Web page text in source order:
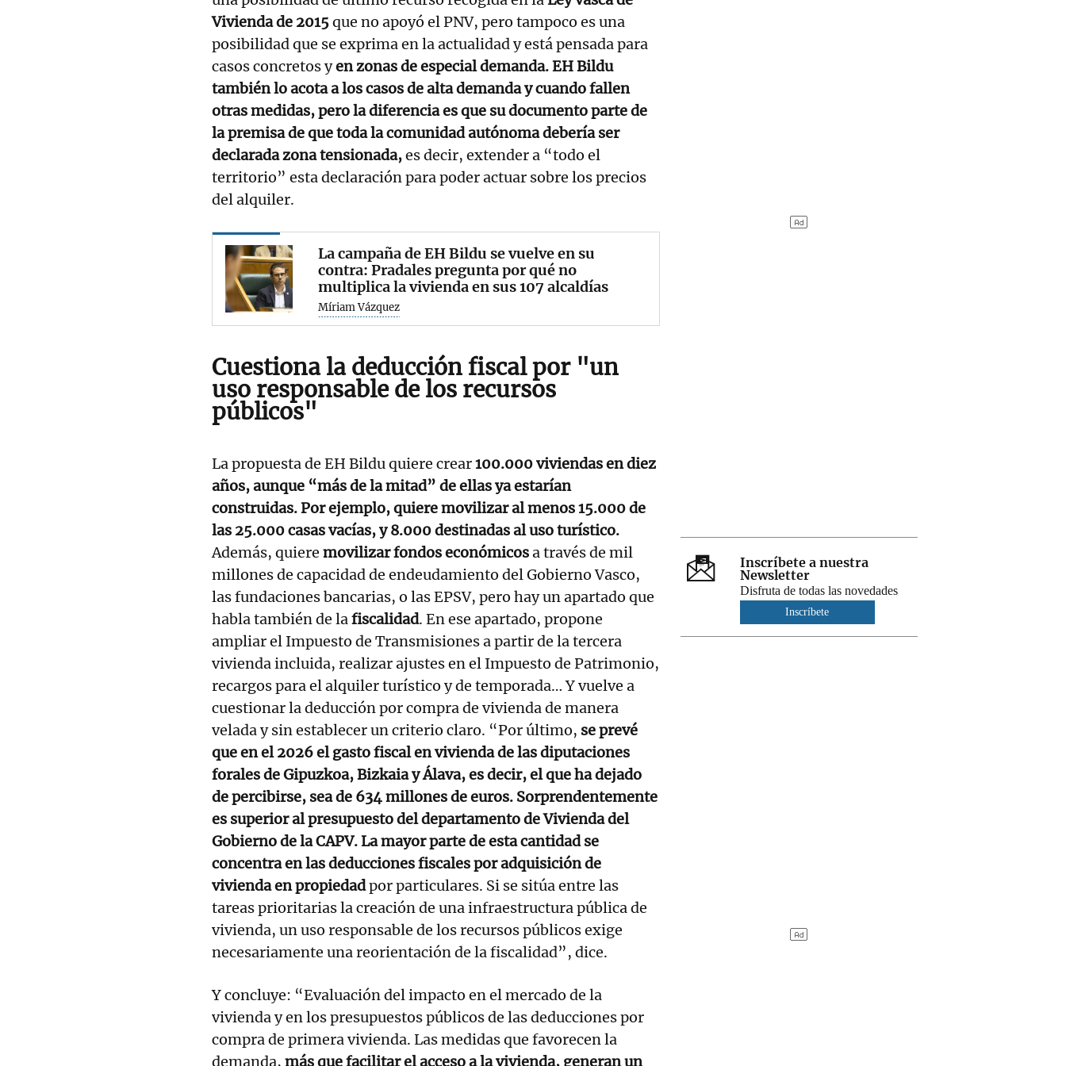
Vivienda de 2015que no apoyó el PNV, pero tampoco es una
posibilidad que se exprima en la actualidad y está pensada para
casos concretos yen zonas de especial demanda. EH Bildu
también lo acota a los casos de alta demanda y cuando fallen
otras medidas, pero la diferencia es que su documento parte de
la premisa de que toda la comunidad autónoma debería ser
declarada zona tensionada,es decir, extender a “todo el
territorio” esta declaración para poder actuar sobre los precios
del alquiler.
La campaña de EH Bildu se vuelve en su
contra: Pradales pregunta por qué no
multiplica la vivienda en sus 107 alcaldías
Míriam Vázquez
Cuestiona la deducción fiscal por "un
uso responsable de los recursos
públicos"
La propuesta de EH Bildu quiere crear100.000 viviendas en diez
años, aunque “más de la mitad” de ellas ya estarían
construidas. Por ejemplo, quiere movilizar al menos 15.000 de
las 25.000 casas vacías, y 8.000 destinadas al uso turístico.
Además, quiere movilizar fondos económicosa través de mil
millones de capacidad de endeudamiento del Gobierno Vasco,
las fundaciones bancarias, o las EPSV, pero hay un apartado que
habla también de lafiscalidad. En ese apartado, propone
ampliar el Impuesto de Transmisiones a partir de la tercera
vivienda incluida, realizar ajustes en el Impuesto de Patrimonio,
recargos para el alquiler turístico y de temporada… Y vuelve a
cuestionar la deducción por compra de vivienda de manera
velada y sin establecer un criterio claro. “Por último, se prevé
que en el 2026 el gasto fiscal en vivienda de las diputaciones
forales de Gipuzkoa, Bizkaia y Álava, es decir, el que ha dejado
de percibirse, sea de 634 millones de euros. Sorprendentemente
es superior al presupuesto del departamento de Vivienda del
Gobierno de la CAPV. La mayor parte de esta cantidad se
concentra en las deducciones fiscales por adquisición de
vivienda en propiedadpor particulares. Si se sitúa entre las
tareas prioritarias la creación de una infraestructura pública de
vivienda, un uso responsable de los recursos públicos exige
necesariamente una reorientación de la fiscalidad”, dice.
Y concluye: “Evaluación del impacto en el mercado de la
vivienda y en los presupuestos públicos de las deducciones por
compra de primera vivienda. Las medidas que favorecen la
demanda, más que facilitar el acceso a la vivienda, generan un
Inscríbete a nuestra
Newsletter
Disfruta de todas las novedades
Inscríbete